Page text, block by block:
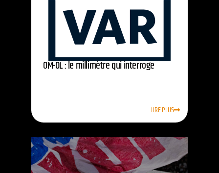
OM-OL : le millimètre qui interroge
LIRE PLUS